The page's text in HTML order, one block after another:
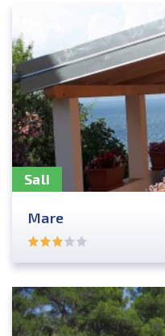
Sali
Mare